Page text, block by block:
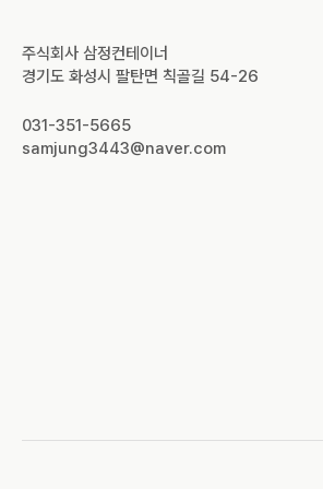
주식회사 삼정컨테이너
경기도 화성시 팔탄면 칙골길 54-26
031-351-5665
samjung3443@naver.com